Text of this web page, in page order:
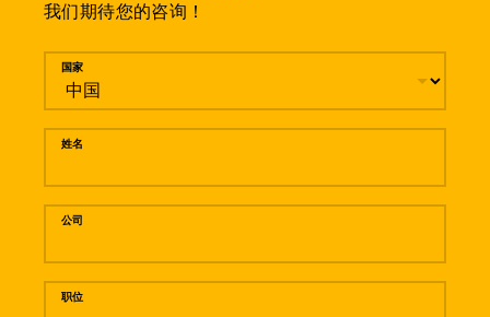
我们期待您的咨询！
留言
国家
姓名
公司
职位